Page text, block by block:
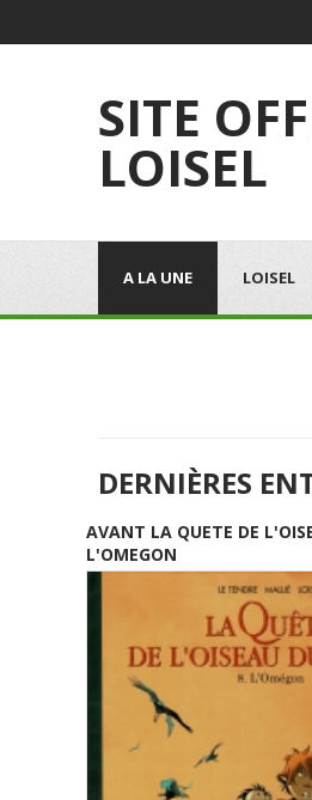
SITE
LOISEL
A LA UNE LOISEL
DERNIÈRES
AVANT LA QUETE DE
L'OMEGON